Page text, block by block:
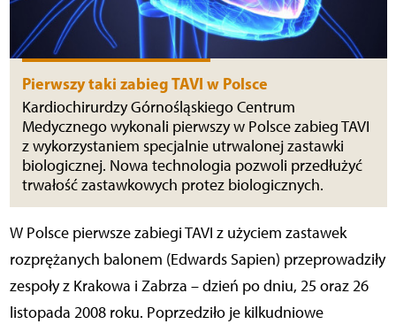
Pierwszy taki zabieg TAVI w Polsce
Kardiochirurdzy Górnośląskiego Centrum
Medycznego wykonali pierwszy w Polsce zabieg TAVI
z wykorzystaniem specjalnie utrwalonej zastawki
biologicznej. Nowa technologia pozwoli przedłużyć
trwałość zastawkowych protez biologicznych.
W Polsce pierwsze zabiegi TAVI z użyciem zastawek
rozprężanych balonem (Edwards Sapien) przeprowadziły
zespoły z Krakowa i Zabrza – dzień po dniu, 25 oraz 26
listopada 2008 roku. Poprzedziło je kilkudniowe